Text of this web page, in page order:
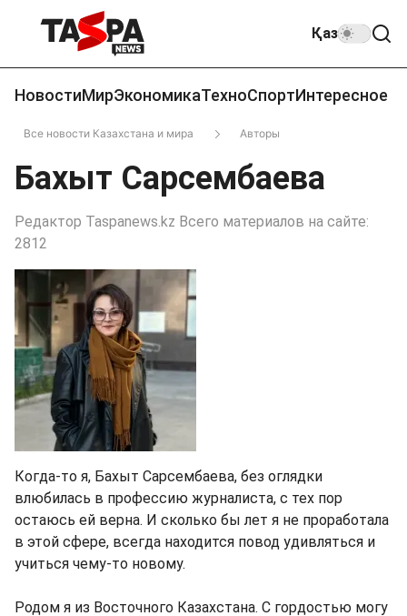
Қаз
НовостиМирЭкономикаТехноСпортИнтересное
Все новости Казахстана и мира Авторы
Бахыт Сарсембаева
Редактор Taspanews.kz Всего материалов на сайте:
2812
Когда-то я, Бахыт Сарсембаева, без оглядки
влюбилась в профессию журналиста, с тех пор
остаюсь ей верна. И сколько бы лет я не проработала
в этой сфере, всегда находится повод удивляться и
учиться чему-то новому.
Родом я из Восточного Казахстана. С гордостью могу